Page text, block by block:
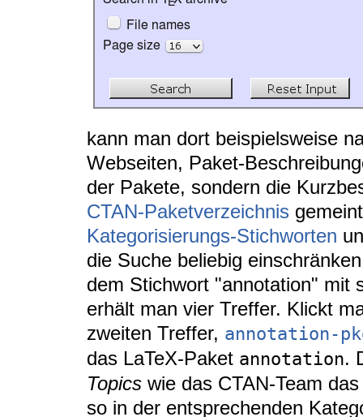
kann man dort beispielsweise
Webseiten, Paket-
der Pakete, sondern die
CTAN-Paketverzeichnis
Kategorisierungs-Stichworten
die Suche beliebig
dem Stichwort "annotation" mit
erhält man vier Treffer. Klickt
zweiten Treffer, annotation-
das LaTeX-Paket annotation.
Topics wie das CTAN-Team
so in der entsprechenden